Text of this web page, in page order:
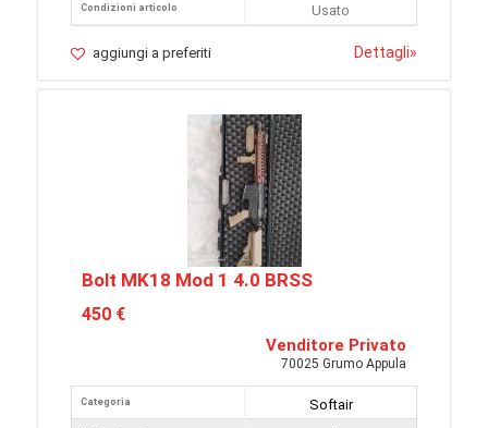
Condizioni articolo
Usato
aggiungi a preferiti Dettagli»
Bolt MK18 Mod 1 4.0 BRSS
450 €
Venditore Privato
70025 Grumo Appula
Categoria
Softair